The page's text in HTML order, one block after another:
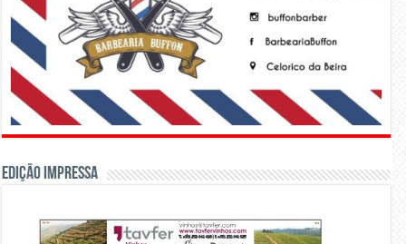
Edição Impressa